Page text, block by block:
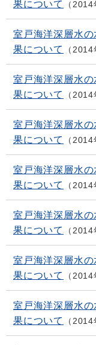
果について
2014
室戸海洋深層水
果について
2014
室戸海洋深層水
果について
2014
室戸海洋深層水
果について
2014
室戸海洋深層水
果について
2014
室戸海洋深層水
果について
2014
室戸海洋深層水
果について
2014
室戸海洋深層水
果について
2014